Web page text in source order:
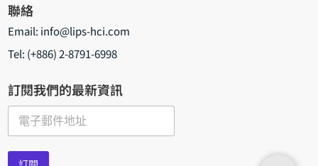
聯絡
Email: info@lips-hci.com
Tel: (+886) 2-8791-6998
訂閱我們的最新資訊
a
i